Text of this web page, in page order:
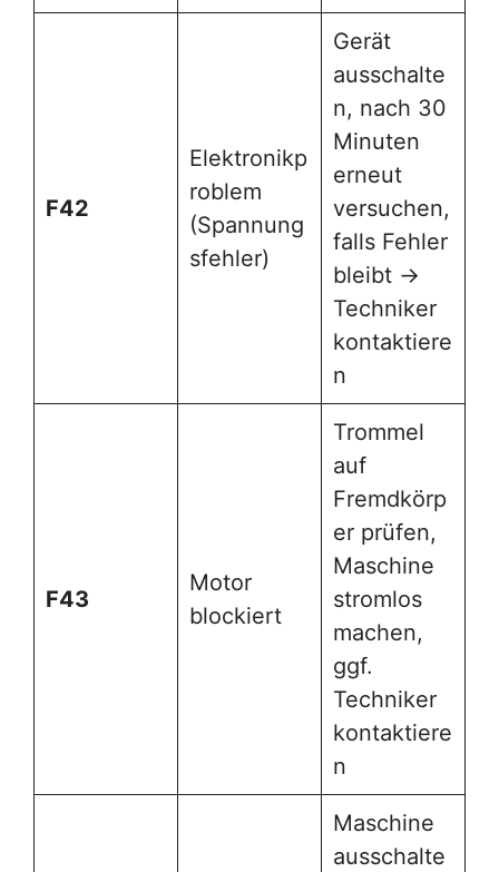
F42
Elektronikp
roblem
(Spannung
sfehler)
Gerät
ausschalte
n, nach 30
Minuten
erneut
versuchen,
falls Fehler
bleibt →
Techniker
kontaktiere
n
F43
Motor
blockiert
Trommel
auf
Fremdkörp
er prüfen,
Maschine
stromlos
machen,
ggf.
Techniker
kontaktiere
n
Maschine
ausschalte